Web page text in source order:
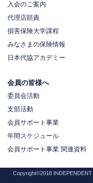
入会のご案内
代理店賠責
損害保険大学課程
みなさまの保険情報
日本代協アカデミー
会員の皆様へ
委員会活動
支部活動
会員サポート事業
年間スケジュール
会員サポート事業 関連資料
Copyright©2018